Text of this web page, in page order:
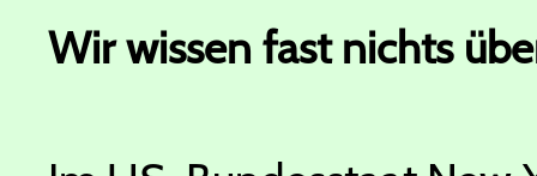
Wir wissen fast nichts